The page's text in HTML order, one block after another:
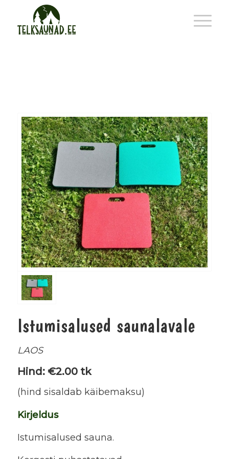
Istumisalused saunalavale
LAOS
Hind: €2.00 tk
(hind sisaldab käibemaksu)
Kirjeldus
Istumisalused sauna.